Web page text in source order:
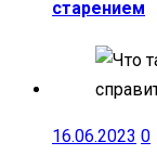
старением
16.06.2023 0